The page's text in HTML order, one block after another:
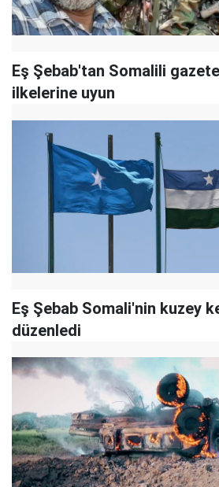
Eş Şebab'tan Somalili
ilkelerine uyun
Eş Şebab Somali'nin kuzey
düzenledi